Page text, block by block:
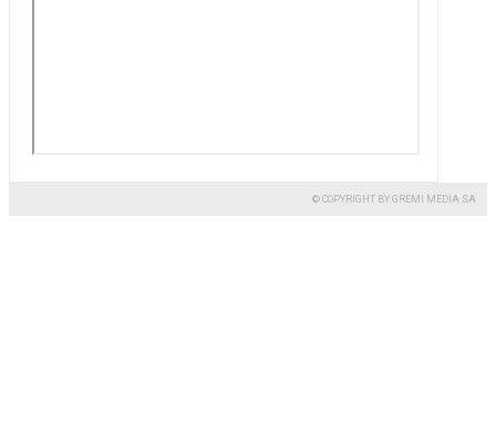
© COPYRIGHT BY GREMI MEDIA SA